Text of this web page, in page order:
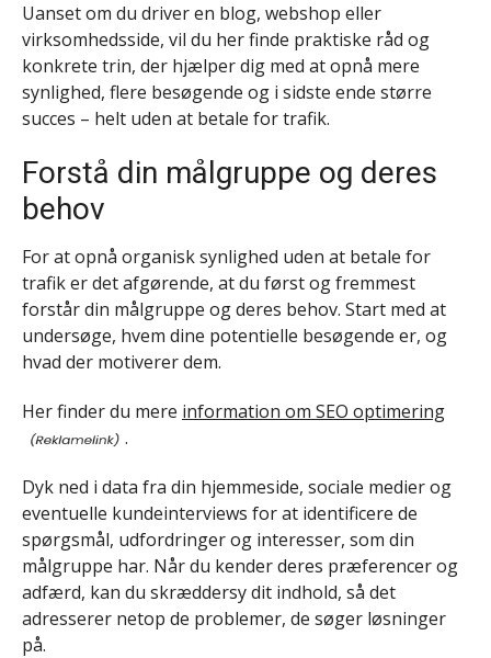
Uanset om du driver en blog, webshop eller
virksomhedsside, vil du her finde praktiske råd og
konkrete trin, der hjælper dig med at opnå mere
synlighed, flere besøgende og i sidste ende større
succes – helt uden at betale for trafik.
Forstå din målgruppe og deres
behov
For at opnå organisk synlighed uden at betale for
trafik er det afgørende, at du først og fremmest
forstår din målgruppe og deres behov. Start med at
undersøge, hvem dine potentielle besøgende er, og
hvad der motiverer dem.
Her finder du mere information om SEO optimering
.
Dyk ned i data fra din hjemmeside, sociale medier og
eventuelle kundeinterviews for at identificere de
spørgsmål, udfordringer og interesser, som din
målgruppe har. Når du kender deres præferencer og
adfærd, kan du skræddersy dit indhold, så det
adresserer netop de problemer, de søger løsninger
på.